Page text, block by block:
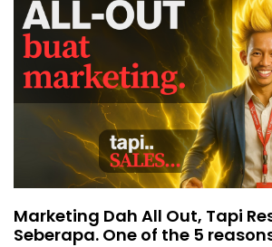
Marketing Dah All Out, Tapi
Seberapa. One of the 5 reasons